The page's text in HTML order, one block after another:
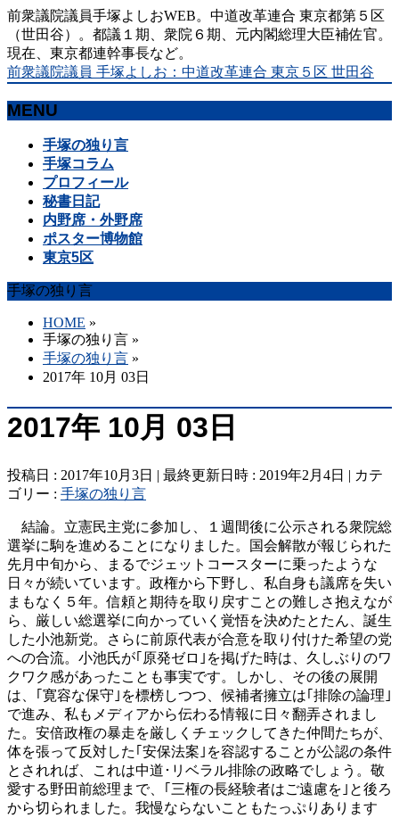
前衆議院議員手塚よしおWEB。中道改革連合 東京都第５区
（世田谷）。都議１期、衆院６期、元内閣総理大臣補佐官。
現在、東京都連幹事長など。
前衆議院議員 手塚よしお：中道改革連合 東京５区 世田谷
MENU
手塚の独り言
手塚コラム
プロフィール
秘書日記
内野席・外野席
ポスター博物館
東京5区
手塚の独り言
HOME »
手塚の独り言 »
手塚の独り言 »
2017年 10月 03日
2017年 10月 03日
投稿日 : 2017年10月3日 最終更新日時 : 2019年2月4日
カテ
ゴリー : 手塚の独り言
結論。立憲民主党に参加し、１週間後に公示される衆院総
選挙に駒を進めることになりました。国会解散が報じられた
先月中旬から、まるでジェットコースターに乗ったような
日々が続いています。政権から下野し、私自身も議席を失い
まもなく５年。信頼と期待を取り戻すことの難しさ抱えなが
ら、厳しい総選挙に向かっていく覚悟を決めたとたん、誕生
した小池新党。さらに前原代表が合意を取り付けた希望の党
への合流。小池氏が｢原発ゼロ｣を掲げた時は、久しぶりのワ
クワク感があったことも事実です。しかし、その後の展開
は、｢寛容な保守｣を標榜しつつ、候補者擁立は｢排除の論理｣
で進み、私もメディアから伝わる情報に日々翻弄されまし
た。安倍政権の暴走を厳しくチェックしてきた仲間たちが、
体を張って反対した｢安保法案｣を容認することが公認の条件
とされれば、これは中道･リベラル排除の政略でしょう。敬
愛する野田前総理まで、｢三権の長経験者はご遠慮を｣と後ろ
から切られました。我慢ならないこともたっぷりあります